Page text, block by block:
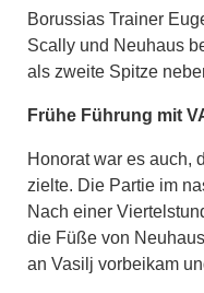
Borussias Trainer
Scally und Neuhaus
als zweite Spitze
Frühe Führung mit
Honorat war es auch,
zielte. Die Partie im
Nach einer
die Füße von
an Vasilj vorbeikam